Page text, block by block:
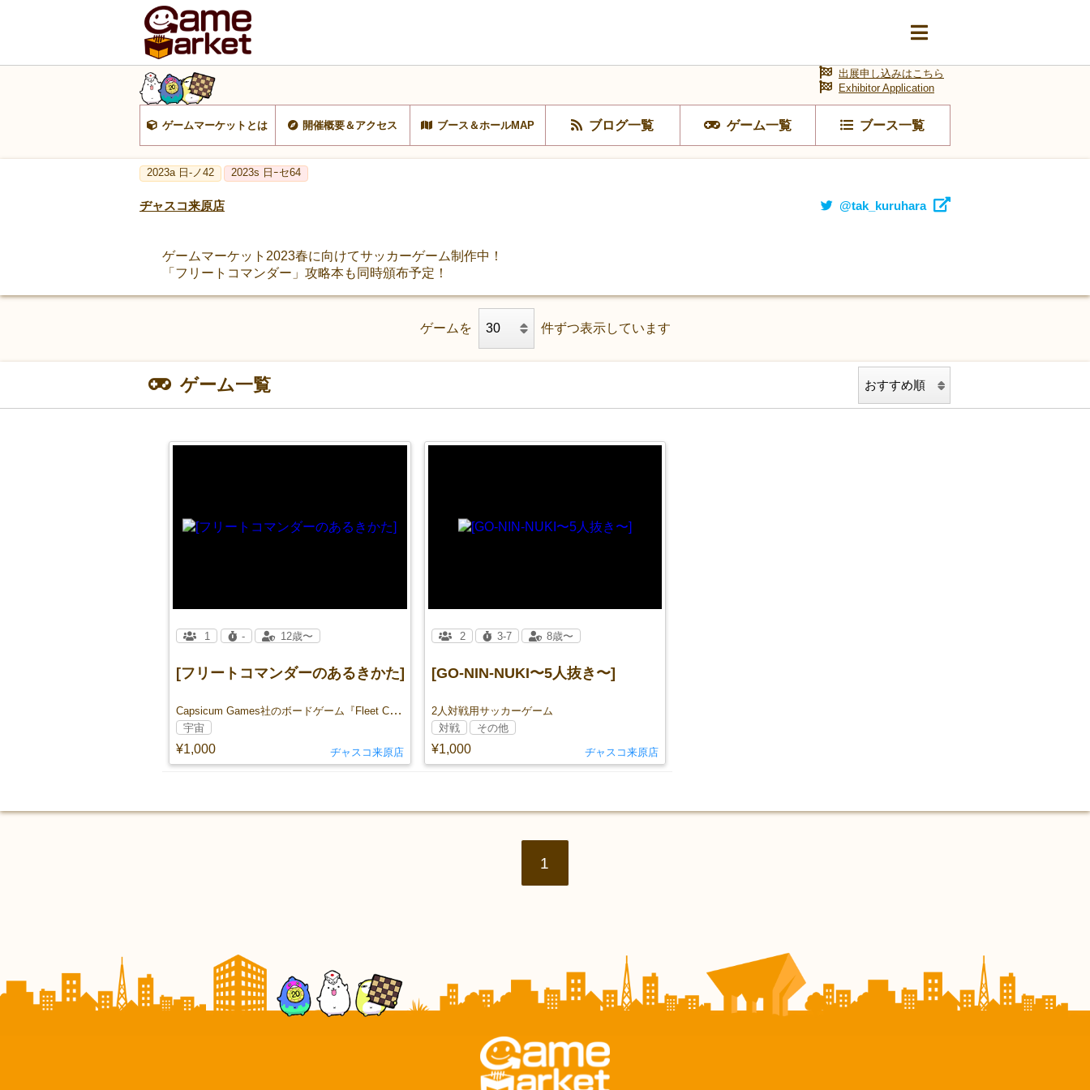
ゲームマーケットとは 開催概要＆アクセス ブース＆ホールMAP ブログ一覧 ゲーム一覧 ブース一覧
出展申し込みはこちら
Exhibitor Application
2023a 日-ノ42 2023s 日ｰセ64
ヂャスコ来原店 @tak_kuruhara
ゲームマーケット2023春に向けてサッカーゲーム制作中！
「フリートコマンダー」攻略本も同時頒布予定！
ゲームを 件ずつ表示しています
ゲーム一覧
[フリートコマンダーのあるきかた]
Capsicum Games社のボードゲーム『Fleet Commander』の非公式攻略本
¥1,000
1 - 12歳〜
宇宙
ヂャスコ来原店
[GO-NIN-NUKI〜5人抜き〜]
2人対戦用サッカーゲーム
¥1,000
2 3-7 8歳〜
対戦 その他
ヂャスコ来原店
1